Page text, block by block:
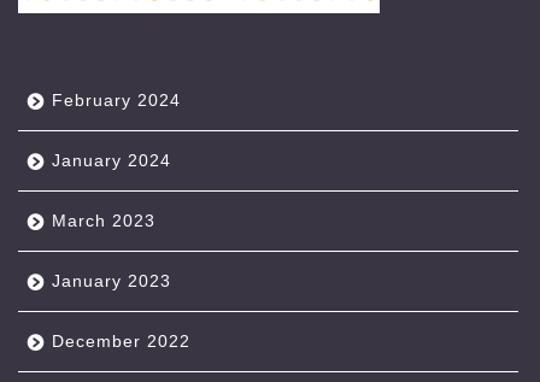
February 2024
January 2024
March 2023
January 2023
December 2022